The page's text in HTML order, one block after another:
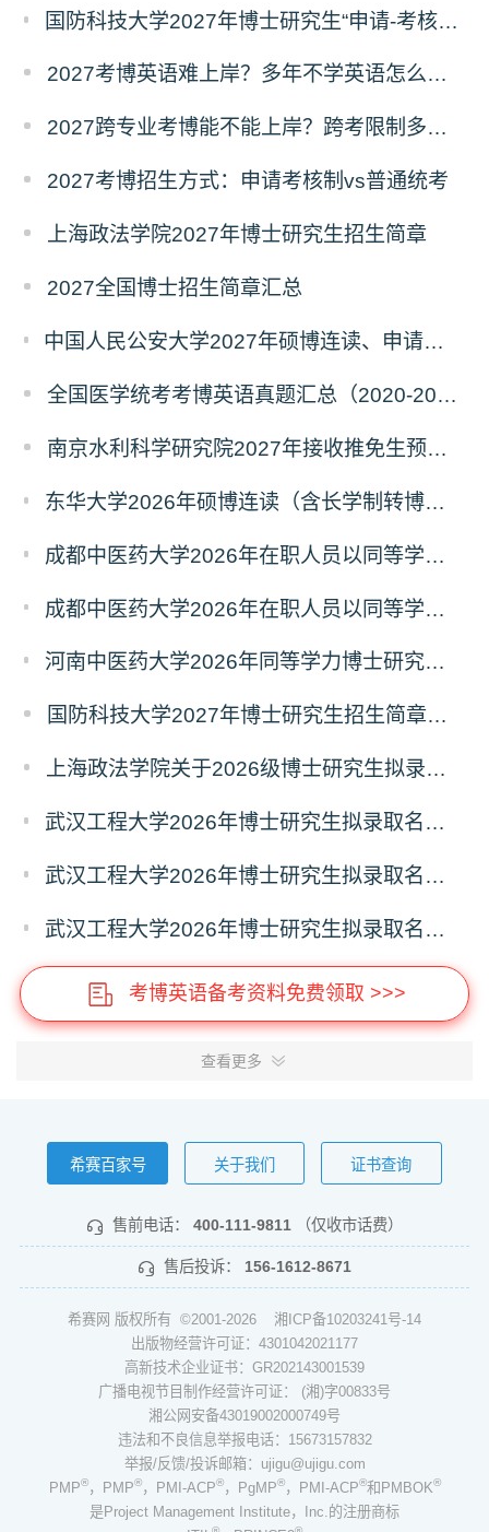
国防科技大学2027年博士研究生“申请-考核”制招生专业基础笔试考试大纲
2027考博英语难上岸？多年不学英语怎么备考？
2027跨专业考博能不能上岸？跨考限制多不多？
2027考博招生方式：申请考核制vs普通统考
上海政法学院2027年博士研究生招生简章
2027全国博士招生简章汇总
中国人民公安大学2027年硕博连读、申请考核、本科直博博士研究生招生报名事宜的通知
全国医学统考考博英语真题汇总（2020-2026年）
南京水利科学研究院2027年接收推免生预报名公告
东华大学2026年硕博连读（含长学制转博）博士研究生拟录取名单公示
成都中医药大学2026年在职人员以同等学力申请中西医结合博士学术学位招生章程
成都中医药大学2026年在职人员以同等学力申请中医博士专业学位招生章程
河南中医药大学2026年同等学力博士研究生招生拟进入复试人员名单公示
国防科技大学2027年博士研究生招生简章（预发版）
上海政法学院关于2026级博士研究生拟录取后续相关事宜的通知
武汉工程大学2026年博士研究生拟录取名单公示（普通招考）（第四批）
武汉工程大学2026年博士研究生拟录取名单公示（普通招考）（第五批）
武汉工程大学2026年博士研究生拟录取名单公示（普通招考）（第六批）
考博英语备考资料免费领取 >>>
查看更多
希赛百家号 关于我们 证书查询
售前电话： 400-111-9811 （仅收市话费）
售后投诉： 156-1612-8671
希赛网 版权所有 ©2001-2026 湘ICP备10203241号-14
出版物经营许可证：4301042021177
高新技术企业证书：GR202143001539
广播电视节目制作经营许可证： (湘)字00833号
湘公网安备43019002000749号
违法和不良信息举报电话：15673157832
举报/反馈/投诉邮箱：ujigu@ujigu.com
PMP®，PMP®，PMI-ACP®，PgMP®，PMI-ACP®和PMBOK®
是Project Management Institute，Inc.的注册商标